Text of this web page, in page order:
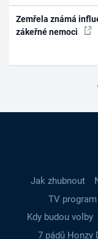
Zemřela známá
zákeřné nemoci
Jak zhubnout
TV program
Kdy budou volby
7 pádů Honzy